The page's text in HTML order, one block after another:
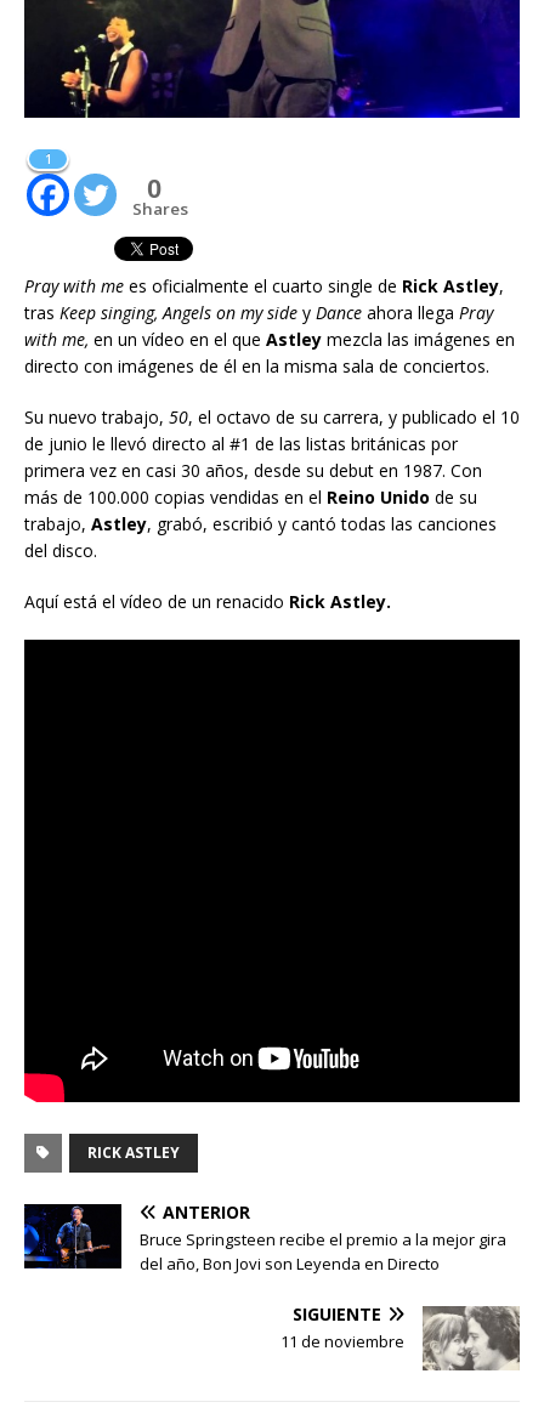
1
0
Shares
Pray with me es oficialmente el cuarto single de Rick Astley,
tras Keep singing, Angels on my side y Dance ahora llega Pray
with me, en un vídeo en el que Astley mezcla las imágenes en
directo con imágenes de él en la misma sala de conciertos.
Su nuevo trabajo, 50, el octavo de su carrera, y publicado el 10
de junio le llevó directo al #1 de las listas británicas por
primera vez en casi 30 años, desde su debut en 1987. Con
más de 100.000 copias vendidas en el Reino Unido de su
trabajo, Astley, grabó, escribió y cantó todas las canciones
del disco.
Aquí está el vídeo de un renacido Rick Astley.
RICK ASTLEY
ANTERIOR
Bruce Springsteen recibe el premio a la mejor gira
del año, Bon Jovi son Leyenda en Directo
SIGUIENTE
11 de noviembre